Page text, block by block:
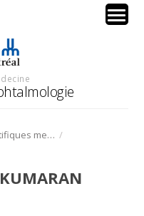
Réunions scientifiques mensuelles /